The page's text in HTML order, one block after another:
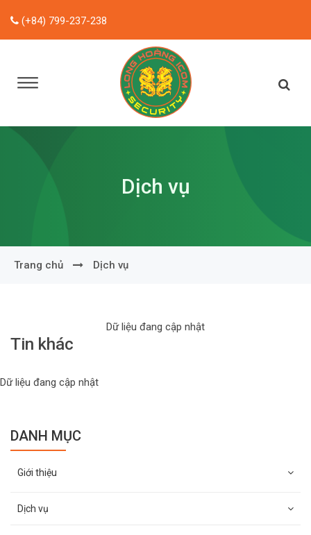
(+84) 799-237-238
Dịch vụ
Trang chủ Dịch vụ
Dữ liệu đang cập nhật
Tin khác
Dữ liệu đang cập nhật
DANH MỤC
Giới thiệu
Dịch vụ